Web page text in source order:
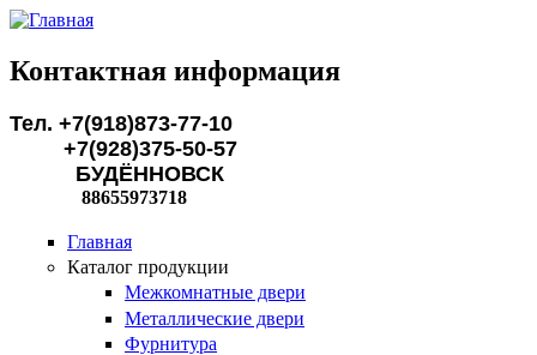
Перейти к основному содержанию
Контактная информация
Тел. +7(918)873-77-10
+7(928)375-50-57
БУДЁННОВСК
88655973718
Главная
Каталог продукции
Межкомнатные двери
Металлические двери
Фурнитура